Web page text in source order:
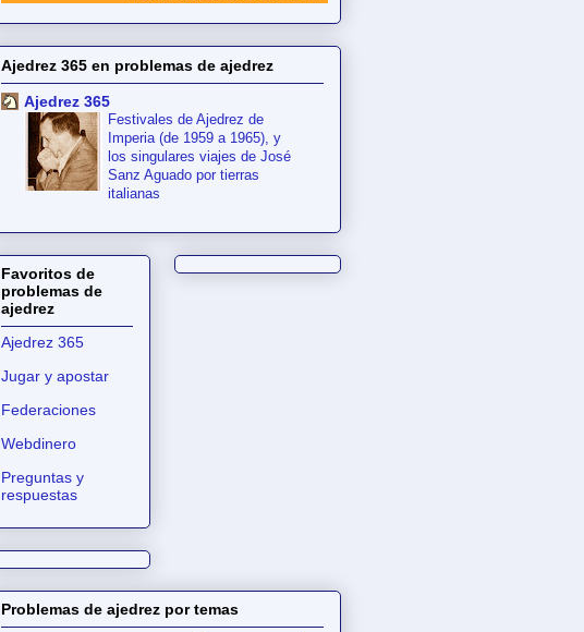
Ajedrez 365 en problemas de ajedrez
Ajedrez 365
Festivales de Ajedrez de
Imperia (de 1959 a 1965), y
los singulares viajes de José
Sanz Aguado por tierras
italianas
Favoritos de
problemas de
ajedrez
Ajedrez 365
Jugar y apostar
Federaciones
Webdinero
Preguntas y
respuestas
Problemas de ajedrez por temas